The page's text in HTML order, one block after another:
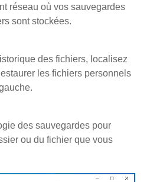
réseau où vos sauvegardes
sont stockées.
des fichiers, localisez
les fichiers personnels
des sauvegardes pour
ou du fichier que vous